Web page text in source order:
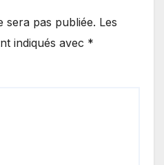
sera pas publiée. Les
indiqués avec *